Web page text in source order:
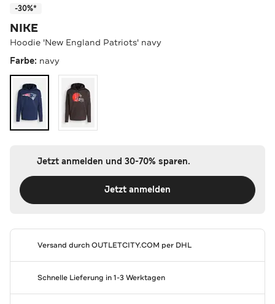
-30%*
NIKE
Hoodie 'New England Patriots' navy
Farbe: navy
Jetzt anmelden und 30-70% sparen.
Jetzt anmelden
Versand durchOUTLETCITY.COM per DHL
Schnelle Lieferung in 1-3 Werktagen